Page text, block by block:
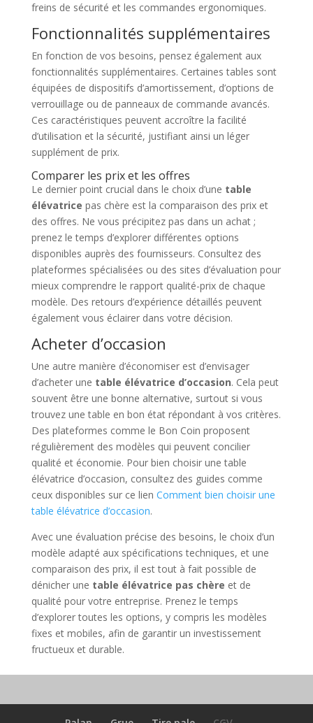
freins de sécurité et les commandes ergonomiques.
Fonctionnalités supplémentaires
En fonction de vos besoins, pensez également aux
fonctionnalités supplémentaires. Certaines tables sont
équipées de dispositifs d’amortissement, d’options de
verrouillage ou de panneaux de commande avancés.
Ces caractéristiques peuvent accroître la facilité
d’utilisation et la sécurité, justifiant ainsi un léger
supplément de prix.
Comparer les prix et les offres
Le dernier point crucial dans le choix d’une table
élévatrice pas chère est la comparaison des prix et
des offres. Ne vous précipitez pas dans un achat ;
prenez le temps d’explorer différentes options
disponibles auprès des fournisseurs. Consultez des
plateformes spécialisées ou des sites d’évaluation pour
mieux comprendre le rapport qualité-prix de chaque
modèle. Des retours d’expérience détaillés peuvent
également vous éclairer dans votre décision.
Acheter d’occasion
Une autre manière d’économiser est d’envisager
d’acheter une table élévatrice d’occasion. Cela peut
souvent être une bonne alternative, surtout si vous
trouvez une table en bon état répondant à vos critères.
Des plateformes comme le Bon Coin proposent
régulièrement des modèles qui peuvent concilier
qualité et économie. Pour bien choisir une table
élévatrice d’occasion, consultez des guides comme
ceux disponibles sur ce lien Comment bien choisir une
table élévatrice d’occasion.
Avec une évaluation précise des besoins, le choix d’un
modèle adapté aux spécifications techniques, et une
comparaison des prix, il est tout à fait possible de
dénicher une table élévatrice pas chère et de
qualité pour votre entreprise. Prenez le temps
d’explorer toutes les options, y compris les modèles
fixes et mobiles, afin de garantir un investissement
fructueux et durable.